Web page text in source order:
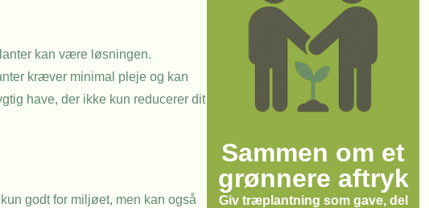
kan være løsningen.
kræver minimal pleje og kan
have, der ikke kun reducerer dit
godt for miljøet, men kan også
Sammen om et
grønnere aftryk
Giv træplantning som gave, del